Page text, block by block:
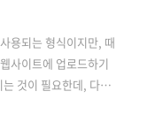
용되는 형식이지만, 때
사이트에 업로드하기
것이 필요한데, 다행
도구들이 있습니다.